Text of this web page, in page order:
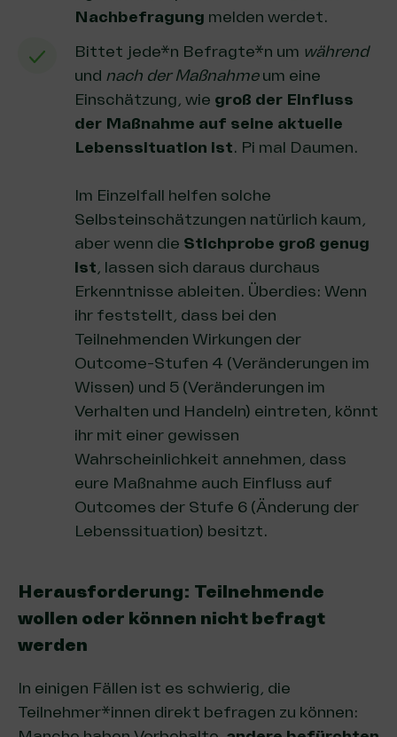
Nachbefragung melden werdet.
Bittet jede*n Befragte*n um während
und nach der Maßnahmeum eine
Einschätzung, wie groß der Einfluss
der Maßnahme auf seine aktuelle
Lebenssituation ist. Pi mal Daumen.
Im Einzelfall helfen solche
Selbsteinschätzungen natürlich kaum,
aber wenn die Stichprobe groß genug
ist, lassen sich daraus durchaus
Erkenntnisse ableiten. Überdies: Wenn
ihr feststellt, dass bei den
Teilnehmenden Wirkungen der
Outcome-Stufen 4 (Veränderungen im
Wissen) und 5 (Veränderungen im
Verhalten und Handeln) eintreten, könnt
ihr mit einer gewissen
Wahrscheinlichkeit annehmen, dass
eure Maßnahme auch Einfluss auf
Outcomes der Stufe 6 (Änderung der
Lebenssituation) besitzt.
Herausforderung: Teilnehmende
wollen oder können nicht befragt
werden
In einigen Fällen ist es schwierig, die
Teilnehmer*innen direkt befragen zu können: